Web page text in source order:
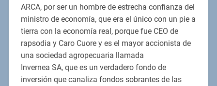
ARCA, por ser un hombre de estrecha confianza del
ministro de economía, que era el único con un pie a
tierra con la economía real, porque fue CEO de
rapsodia y Caro Cuore y es el mayor accionista de
una sociedad agropecuaria llamada
Invernea SA, que es un verdadero fondo de
inversión que canaliza fondos sobrantes de las